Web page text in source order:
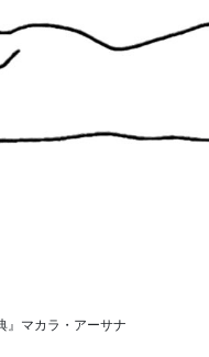
』マカラ・アーサナ